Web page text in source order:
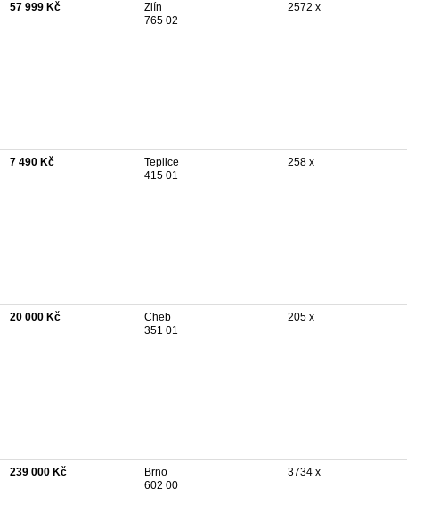
57 999 Kč
Zlín
765 02
2572 x
7 490 Kč
Teplice
415 01
258 x
20 000 Kč
Cheb
351 01
205 x
239 000 Kč
Brno
602 00
3734 x